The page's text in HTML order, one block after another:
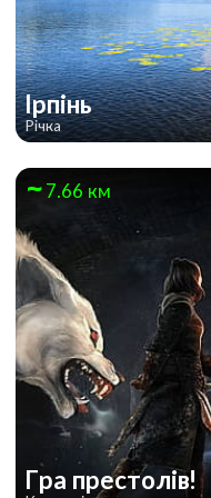
Ірпінь
Річка
7.66 км
Гра престолів!